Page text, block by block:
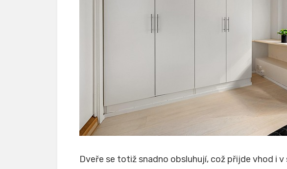
Dveře se totiž snadno obsluhují, což přijde vhod i